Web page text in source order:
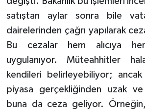
satıştan aylar sonra bile
dairelerinden çağrı yapılarak
Bu cezalar hem alıcıya
uygulanıyor. Müteahhitler
kendileri belirleyebiliyor;
piyasa gerçekliğinden uzak ve
buna da ceza geliyor.